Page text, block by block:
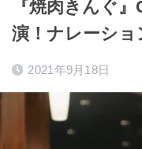
『焼肉きんぐ
演！ナレーショ
2021年9月18日